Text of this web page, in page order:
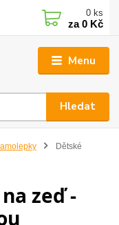
Menu
Hledat
0 ks
za0 Kč
Dětské
zeď -